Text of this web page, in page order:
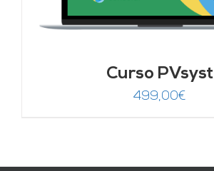
Curso PVsyst
499,00€